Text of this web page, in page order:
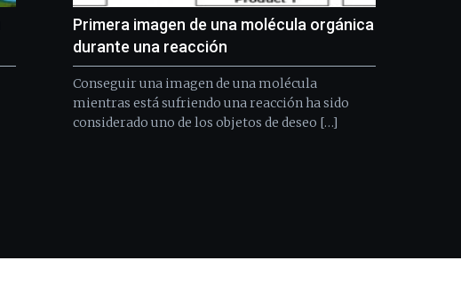
monólogos,
exposiciones,
conferencias,
y
espectáculos
de
Primera imagen de una molécula orgánica
durante una reacción
Conseguir una imagen de una molécula
mientras está sufriendo una reacción ha sido
considerado uno de los objetos de deseo […]